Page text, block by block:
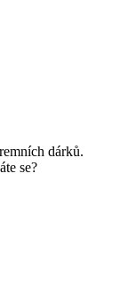
dárků.
se?